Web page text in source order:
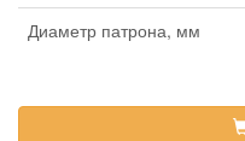
Диаметр патрона, мм